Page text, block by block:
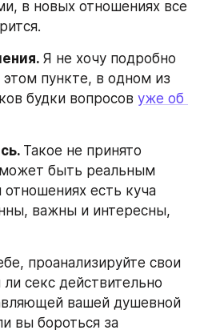
в новых отношениях все
Я не хочу подробно
этом пункте, в одном из
будки вопросов уже об
Такое не принято
может быть реальным
есть куча
важны и интересны,
проанализируйте свои
секс действительно
вашей душевной
вы бороться за